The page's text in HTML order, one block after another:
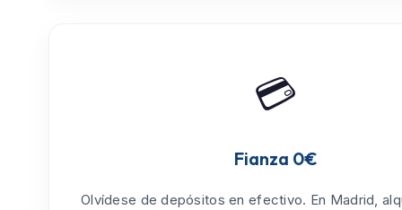
💳
Fianza 0€
Olvídese de depósitos en efectivo. En Madrid,